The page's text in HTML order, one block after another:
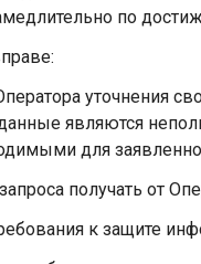
по
уточнения
данные являются
для
получать от
к защите